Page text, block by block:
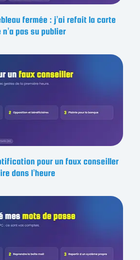
fermée : j’ai refait la carte
pas su publier
pour un faux conseiller
dans l’heure